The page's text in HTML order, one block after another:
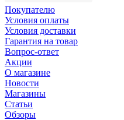
Покупателю
Условия оплаты
Условия доставки
Гарантия на товар
Вопрос-ответ
Акции
О магазине
Новости
Магазины
Статьи
Обзоры